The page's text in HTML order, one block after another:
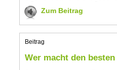
Zum Beitrag
Beitrag
Wer macht den